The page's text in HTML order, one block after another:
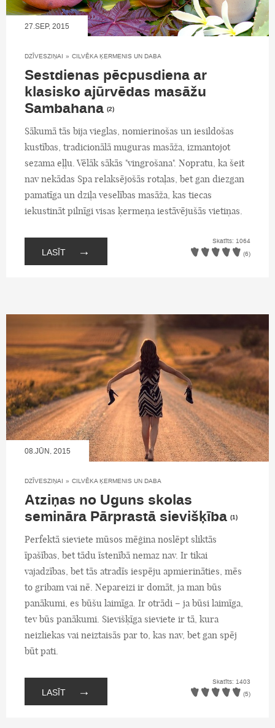
27.SEP, 2015
DZĪVESZIŅAI » CILVĒKA ĶERMENIS UN DABA
Sestdienas pēcpusdiena ar
klasisko ajūrvēdas masāžu
Sambahana (2)
Sākumā tās bija vieglas, nomierinošas un iesildošas
kustības, tradicionālā muguras masāža, izmantojot
sezama eļļu. Vēlāk sākās "vingrošana". Nopratu, ka šeit
nav nekādas Spa relaksējošās rotaļas, bet gan diezgan
pamatīga un dziļa veselības masāža, kas tiecas
iekustināt pilnīgi visas ķermeņa iestāvējušās vietiņas.
LASĪT →
Skatīts: 1064
(6)
08.JŪN, 2015
DZĪVESZIŅAI » CILVĒKA ĶERMENIS UN DABA
Atziņas no Uguns skolas
semināra Pārprastā sievišķība (1)
Perfektā sieviete mūsos mēģina noslēpt sliktās
īpašības, bet tādu īstenībā nemaz nav. Ir tikai
vajadzības, bet tās atradīs iespēju apmierināties, mēs
to gribam vai nē. Nepareizi ir domāt, ja man būs
panākumi, es būšu laimīga. Ir otrādi – ja būsi laimīga,
tev būs panākumi. Sievišķīga sieviete ir tā, kura
neizliekas vai neiztaisās par to, kas nav, bet gan spēj
būt pati.
LASĪT →
Skatīts: 1403
(5)